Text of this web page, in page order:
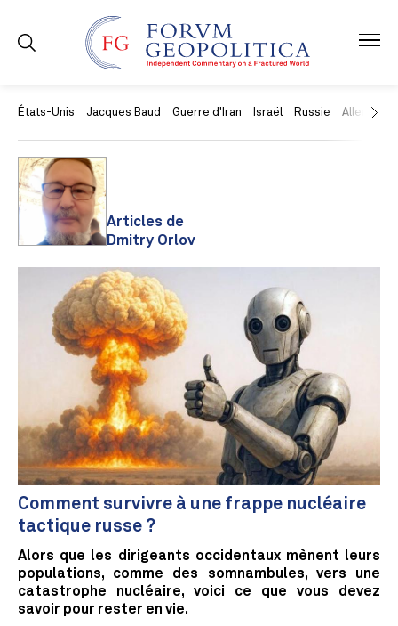
États-Unis Jacques Baud Guerre d'Iran Israël Russie Allemagne
Articles de
Dmitry Orlov
Comment survivre à une frappe nucléaire
tactique russe ?
Alors que les dirigeants occidentaux mènent leurs
populations, comme des somnambules, vers une
catastrophe nucléaire, voici ce que vous devez
savoir pour rester en vie.